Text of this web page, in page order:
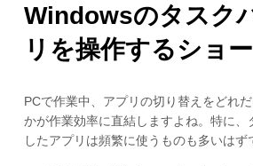
Windowsのタスク
リを操作するショ
PCで作業中、アプリの切り替えをどれ
かが作業効率に直結しますよね。特に、
したアプリは頻繁に使うものも多いはず